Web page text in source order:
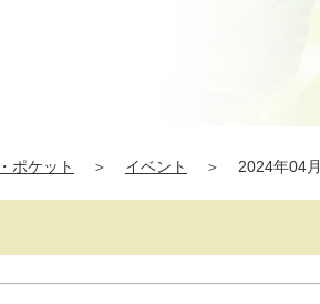
ポケット ＞ イベント ＞ 2024年04月